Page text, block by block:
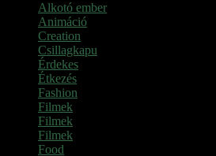
Alkotó ember
Animáció
Creation
Csillagkapu
Érdekes
Étkezés
Fashion
Filmek
Filmek
Filmek
Food